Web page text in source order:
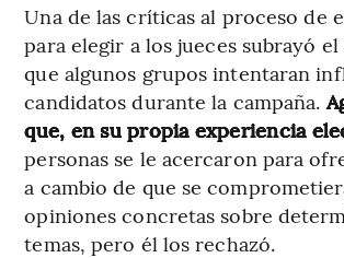
Una de las críticas al proceso de
para elegir a los jueces subrayó
que algunos grupos intentaran
candidatos durante la campaña.
que, en su propia experiencia
personas se le acercaron para
a cambio de que se
opiniones concretas sobre
temas, pero él los rechazó.